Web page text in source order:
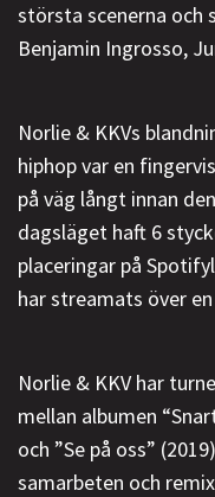
största scenerna och
Benjamin Ingrosso,
Norlie & KKVs
hiphop var en
på väg långt innan
dagsläget haft 6
placeringar på
har streamats över
Norlie & KKV har
mellan albumen
och ”Se på oss”
samarbeten och